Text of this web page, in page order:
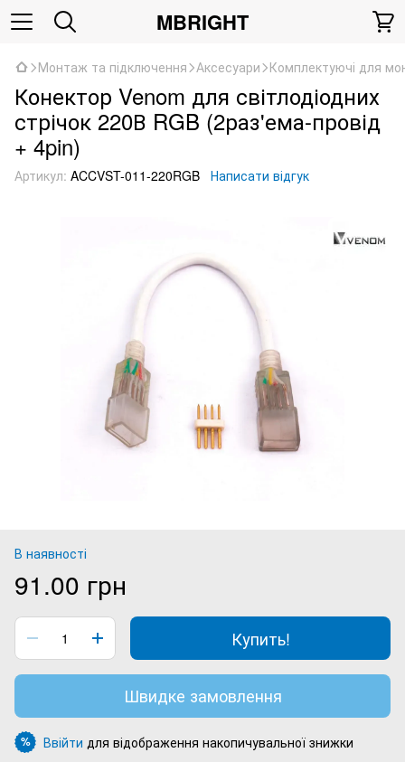
MBRIGHT
Монтаж та підключення Аксесуари Комплектуючі для
Конектор Venom для світлодіодних
стрічок 220В RGB (2раз'ема-провід
+ 4pin)
Артикул: ACCVST-011-220RGB Написати відгук
В наявності
91.00 грн
Купить!
Швидке замовлення
% Ввійти для відображення накопичувальної знижки